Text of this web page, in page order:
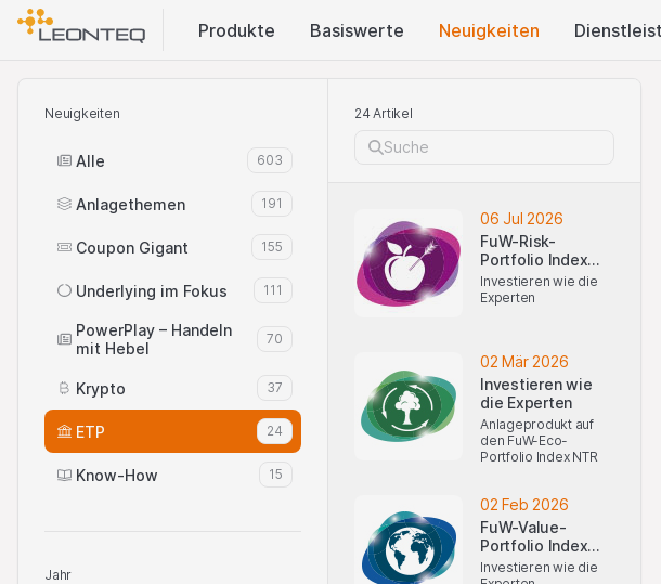
Produkte Basis​werte Neuigkeiten
Neuigkeiten
Alle 603
Anlagethemen 191
Coupon Gigant 155
Underlying im Fokus 111
PowerPlay – Handeln
mit Hebel
70
Krypto 37
ETP 24
Know-How 15
Jahr
24 Artikel
06 Jul 2026
FuW-Risk-
Portfolio Index
NTR
Investieren wie die
Experten
02 Mär 2026
Investieren wie
die Experten
Anlageprodukt auf
den FuW-Eco-
Portfolio Index NTR
02 Feb 2026
FuW-Value-
Portfolio Index
NTR
Investieren wie die